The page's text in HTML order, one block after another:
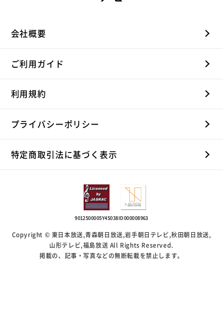
会社概要
ご利用ガイド
利用規約
プライバシーポリシー
特定商取引法に基づく表示
9012500005Y45038 ID000008963
Copyright © 東日本放送,青森朝日放送,岩手朝日テレビ,秋田朝日放送,
山形テレビ,福島放送 All Rights Reserved.
掲載の、記事・写真などの無断転載を禁止します。